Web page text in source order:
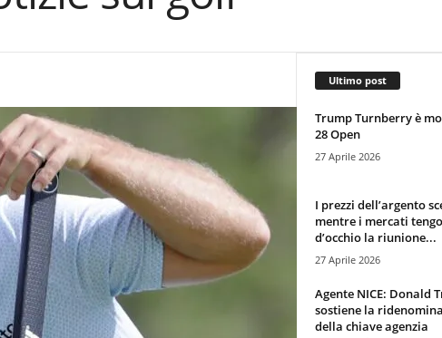
Ultimo post
Trump Turnberry è
28 Open
27 Aprile 2026
I prezzi dell’argento
mentre i mercati
d’occhio la riunione...
27 Aprile 2026
Agente NICE: Donald
sostiene la
della chiave agenzia